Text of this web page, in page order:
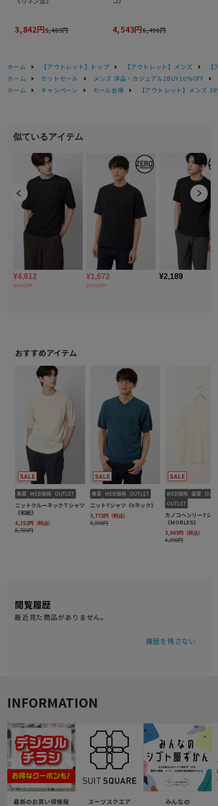
3,842円5,489円 4,543円6,490円
ホーム 【アウトレット】トップ 【アウトレット】メンズ
ホーム
セットセール
メンズ 洋品・カジュアル2BUY10%OFF
ホーム
キャンペーン セール会場 【アウトレット】メンズ
閲覧履歴
最近見た商品がありません。
履歴を残さない
INFORMATION
最新のお買い得情報
スーツスクエア
みんなの